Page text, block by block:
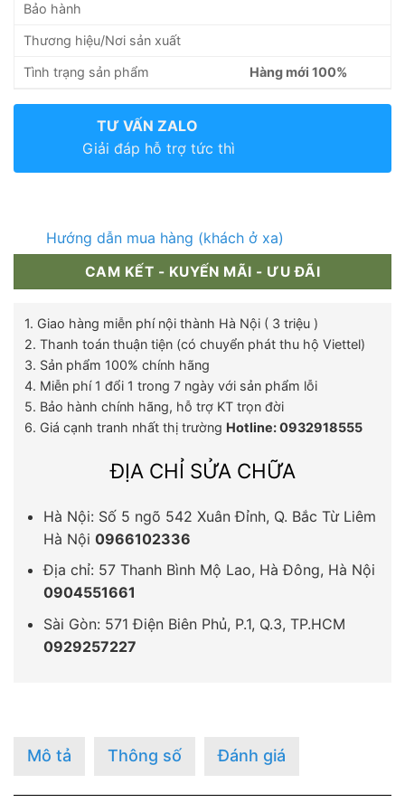
Bảo hành
Thương hiệu/Nơi sản xuất
Tình trạng sản phẩm Hàng mới 100%
TƯ VẤN ZALO
Giải đáp hỗ trợ tức thì
Hướng dẫn mua hàng (khách ở xa)
CAM KẾT - KUYẾN MÃI - ƯU ĐÃI
1. Giao hàng miễn phí nội thành Hà Nội ( 3 triệu )
2. Thanh toán thuận tiện (có chuyển phát thu hộ Viettel)
3. Sản phẩm 100% chính hãng
4. Miễn phí 1 đổi 1 trong 7 ngày với sản phẩm lỗi
5. Bảo hành chính hãng, hỗ trợ KT trọn đời
6. Giá cạnh tranh nhất thị trường Hotline: 0932918555
ĐỊA CHỈ SỬA CHỮA
Hà Nội: Số 5 ngõ 542 Xuân Đỉnh, Q. Bắc Từ Liêm
Hà Nội 0966102336
Địa chỉ: 57 Thanh Bình Mộ Lao, Hà Đông, Hà Nội
0904551661
Sài Gòn: 571 Điện Biên Phủ, P.1, Q.3, TP.HCM
0929257227
Mô tả Thông số Đánh giá